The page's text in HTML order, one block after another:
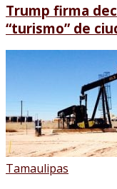
Trump firma
“turismo” de
Tamaulipas